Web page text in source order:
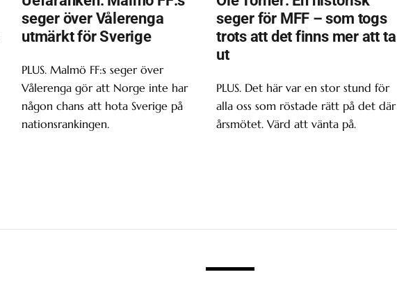
seger över Vålerenga
utmärkt för Sverige
PLUS. Malmö FF:s seger över
Vålerenga gör att Norge inte har
någon chans att hota Sverige på
nationsrankingen.
seger för MFF – som togs
trots att det finns mer att ta
ut
PLUS. Det här var en stor stund för
alla oss som röstade rätt på det där
årsmötet. Värd att vänta på.